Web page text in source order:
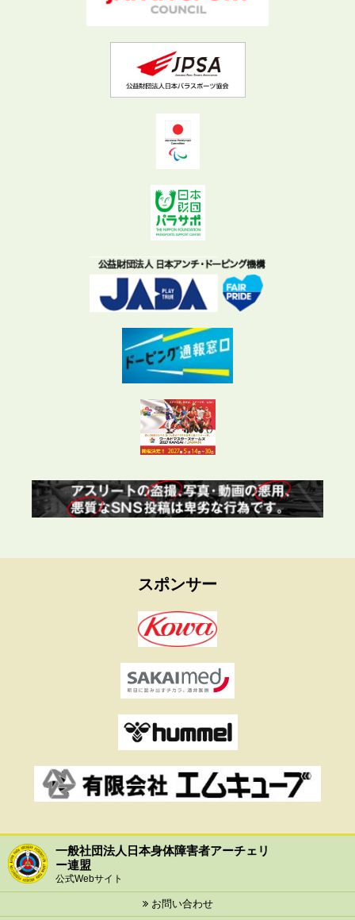
スポンサー
一般社団法人日本身体障害者アーチェリ
ー連盟
公式Webサイト
お問い合わせ